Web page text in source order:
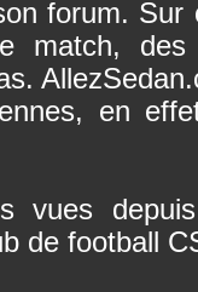
forum.
match, des
en
vues
de football